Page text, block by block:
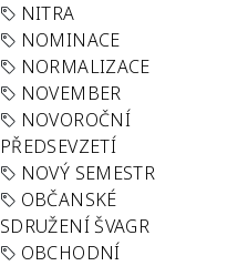
NITRA
NOMINACE
NORMALIZACE
NOVEMBER
NOVOROČNÍ
PŘEDSEVZETÍ
NOVÝ SEMESTR
OBČANSKÉ
SDRUŽENÍ ŠVAGR
OBCHODNÍ